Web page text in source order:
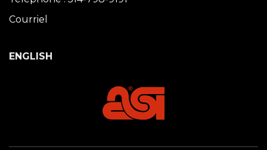
Courriel
ENGLISH